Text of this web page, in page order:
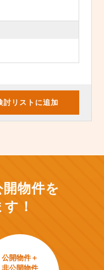
討リスト に追加
物件を
！
公開物件＋
非公開物件